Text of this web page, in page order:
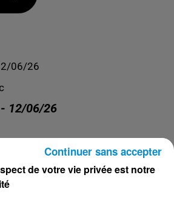
06/26
- 12/06/26
vous avec l'actualité, tous les
de votre vie privée est notre
Continuer sans accepter